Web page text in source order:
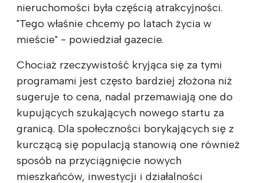
nieruchomości była częścią atrakcyjności.
"Tego właśnie chcemy po latach życia w
mieście" - powiedział gazecie.
Chociaż rzeczywistość kryjąca się za tymi
programami jest często bardziej złożona niż
sugeruje to cena, nadal przemawiają one do
kupujących szukających nowego startu za
granicą. Dla społeczności borykających się z
kurczącą się populacją stanowią one również
sposób na przyciągnięcie nowych
mieszkańców, inwestycji i działalności